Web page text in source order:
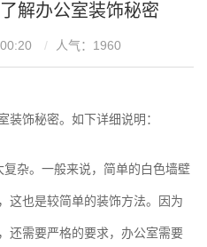
解办公室装饰秘密
人气： 1960
装饰秘密。如下详细说明：
杂。一般来说，简单的白色墙壁
这也是较简单的装饰方法。因为
还需要严格的要求，办公室需要